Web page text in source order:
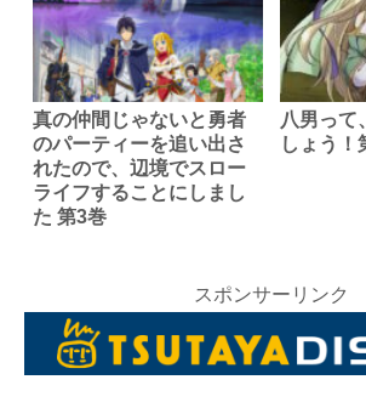
真の仲間じゃないと勇者
のパーティーを追い出さ
れたので、辺境でスロー
ライフすることにしまし
た 第3巻
八男って
しょう！
スポンサーリンク